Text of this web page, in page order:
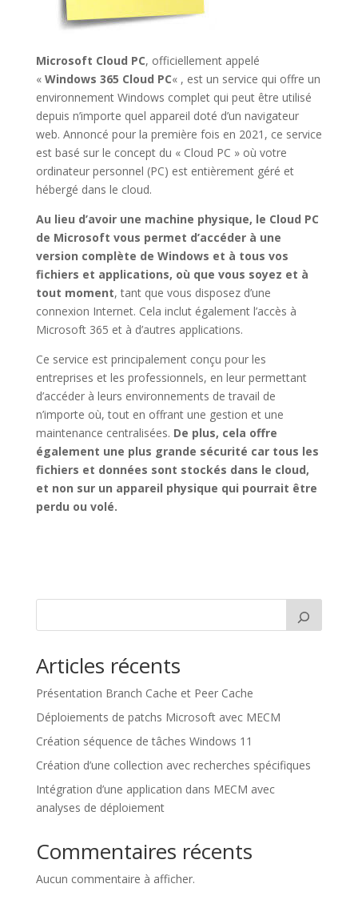
Microsoft Cloud PC, officiellement appelé
« Windows 365 Cloud PC« , est un service qui offre un
environnement Windows complet qui peut être utilisé
depuis n’importe quel appareil doté d’un navigateur
web. Annoncé pour la première fois en 2021, ce service
est basé sur le concept du « Cloud PC » où votre
ordinateur personnel (PC) est entièrement géré et
hébergé dans le cloud.
Au lieu d’avoir une machine physique, le Cloud PC
de Microsoft vous permet d’accéder à une
version complète de Windows et à tous vos
fichiers et applications, où que vous soyez et à
tout moment, tant que vous disposez d’une
connexion Internet. Cela inclut également l’accès à
Microsoft 365 et à d’autres applications.
Ce service est principalement conçu pour les
entreprises et les professionnels, en leur permettant
d’accéder à leurs environnements de travail de
n’importe où, tout en offrant une gestion et une
maintenance centralisées. De plus, cela offre
également une plus grande sécurité car tous les
fichiers et données sont stockés dans le cloud,
et non sur un appareil physique qui pourrait être
perdu ou volé.
Articles récents
Présentation Branch Cache et Peer Cache
Déploiements de patchs Microsoft avec MECM
Création séquence de tâches Windows 11
Création d’une collection avec recherches spécifiques
Intégration d’une application dans MECM avec
analyses de déploiement
Commentaires récents
Aucun commentaire à afficher.